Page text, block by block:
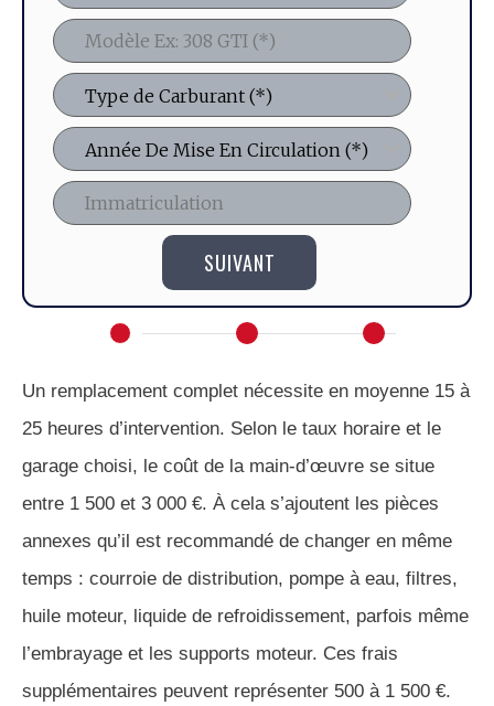
SUIVANT
Un remplacement complet nécessite en moyenne 15 à
25 heures d’intervention. Selon le taux horaire et le
garage choisi, le coût de la main-d’œuvre se situe
entre 1 500 et 3 000 €. À cela s’ajoutent les pièces
annexes qu’il est recommandé de changer en même
temps : courroie de distribution, pompe à eau, filtres,
huile moteur, liquide de refroidissement, parfois même
l’embrayage et les supports moteur. Ces frais
supplémentaires peuvent représenter 500 à 1 500 €.